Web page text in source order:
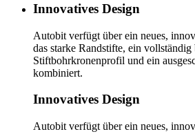
Innovatives Design
Autobit verfügt über ein neues,
das starke Randstifte, ein vollständig
Stiftbohrkronenprofil und ein
kombiniert.
Innovatives Design
Autobit verfügt über ein neues,